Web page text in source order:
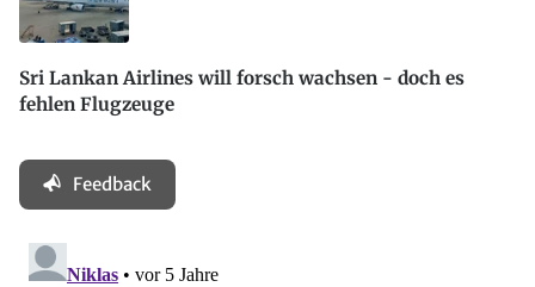
Sri Lankan Airlines will forsch wachsen - doch es
fehlen Flugzeuge
Feedback